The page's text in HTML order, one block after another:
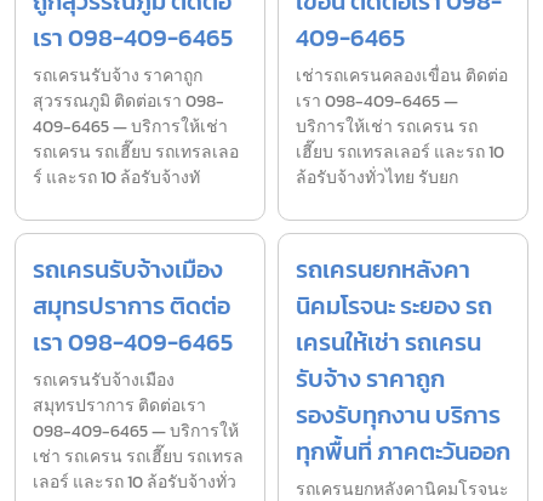
เรา 098-409-6465
รถเครนรับจ้าง ราคาถูก
สุวรรณภูมิ ติดต่อเรา 098-
409-6465 — บริการให้เช่า
รถเครน รถเฮี๊ยบ รถเทรลเลอ
ร์ และรถ 10 ล้อรับจ้างทั
409-6465
เช่ารถเครนคลองเขื่อน ติดต่อ
เรา 098-409-6465 —
บริการให้เช่า รถเครน รถ
เฮี๊ยบ รถเทรลเลอร์ และรถ 10
ล้อรับจ้างทั่วไทย รับยก
รถเครนรับจ้างเมือง
สมุทรปราการ ติดต่อ
เรา 098-409-6465
รถเครนรับจ้างเมือง
สมุทรปราการ ติดต่อเรา
098-409-6465 — บริการให้
เช่า รถเครน รถเฮี๊ยบ รถเทรล
เลอร์ และรถ 10 ล้อรับจ้างทั่ว
รถเครนยกหลังคา
นิคมโรจนะ ระยอง รถ
เครนให้เช่า รถเครน
รับจ้าง ราคาถูก
รองรับทุกงาน บริการ
ทุกพื้นที่ ภาคตะวันออก
รถเครนยกหลังคานิคมโรจนะ